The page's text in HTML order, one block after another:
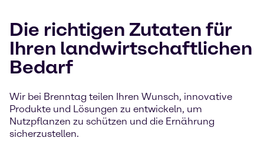
Die richtigen Zutaten für
Ihren landwirtschaftlichen
Bedarf
Wir bei Brenntag teilen Ihren Wunsch, innovative
Produkte und Lösungen zu entwickeln, um
Nutzpflanzen zu schützen und die Ernährung
sicherzustellen.